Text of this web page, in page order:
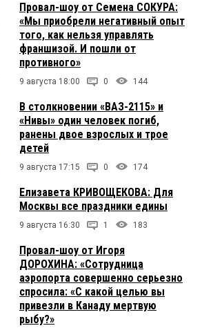
Провал-шоу от Семена СОКУРА:
«Мы приобрели негативный опыт
того, как нельзя управлять
франшизой. И пошли от
противного»
9 августа 18:00 0 144
В столкновении «ВАЗ-2115» и
«Нивы» один человек погиб,
ранены двое взрослых и трое
детей
9 августа 17:15 0 174
Елизавета КРИВОЩЕКОВА: Для
Москвы все праздники едины
9 августа 16:30 1 183
Провал-шоу от Игоря
ДОРОХИНА: «Сотрудница
аэропорта совершенно серьезно
спросила: «С какой целью вы
привезли в Канаду мертвую
рыбу?»